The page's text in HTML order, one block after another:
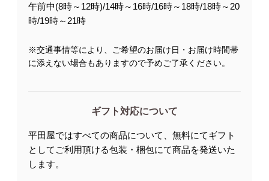
午前中(8時～12時)/14時～16時/16時～18時/18時～20
時/19時～21時
※交通事情等により、ご希望のお届け日・お届け時間帯
に添えない場合もありますので予めご了承ください。
ギフト対応について
平田屋ではすべての商品について、無料にてギフト
としてご利用頂ける包装・梱包にて商品を発送いた
します。